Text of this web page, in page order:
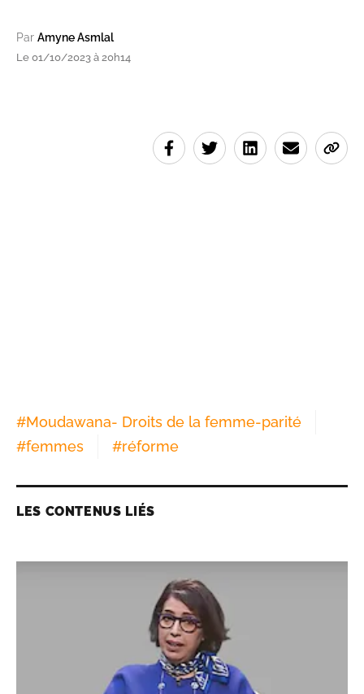
Par Amyne Asmlal
Le 01/10/2023 à 20h14
#Moudawana- Droits de la femme-parité
#femmes #réforme
LES CONTENUS LIÉS